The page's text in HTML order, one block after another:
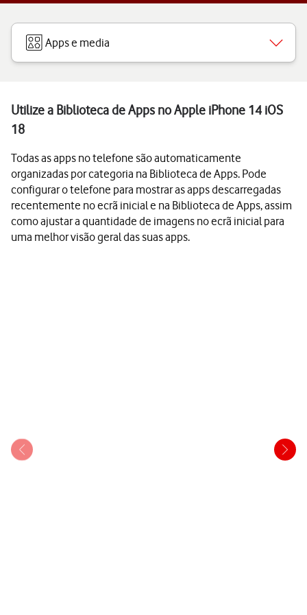
Apps e media
Utilize a Biblioteca de Apps no Apple iPhone 14 iOS
18
Todas as apps no telefone são automaticamente
organizadas por categoria na Biblioteca de Apps. Pode
configurar o telefone para mostrar as apps descarregadas
recentemente no ecrã inicial e na Biblioteca de Apps, assim
como ajustar a quantidade de imagens no ecrã inicial para
uma melhor visão geral das suas apps.